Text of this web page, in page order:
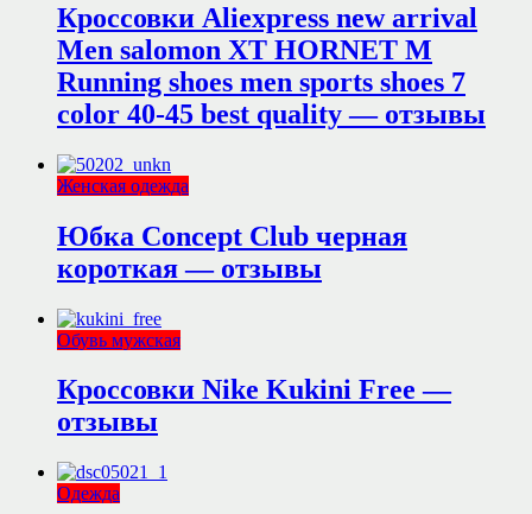
Кроссовки Aliexpress new arrival
Men salomon XT HORNET M
Running shoes men sports shoes 7
color 40-45 best quality — отзывы
Женская одежда
Юбка Concept Club черная
короткая — отзывы
Обувь мужская
Кроссовки Nike Kukini Free —
отзывы
Одежда